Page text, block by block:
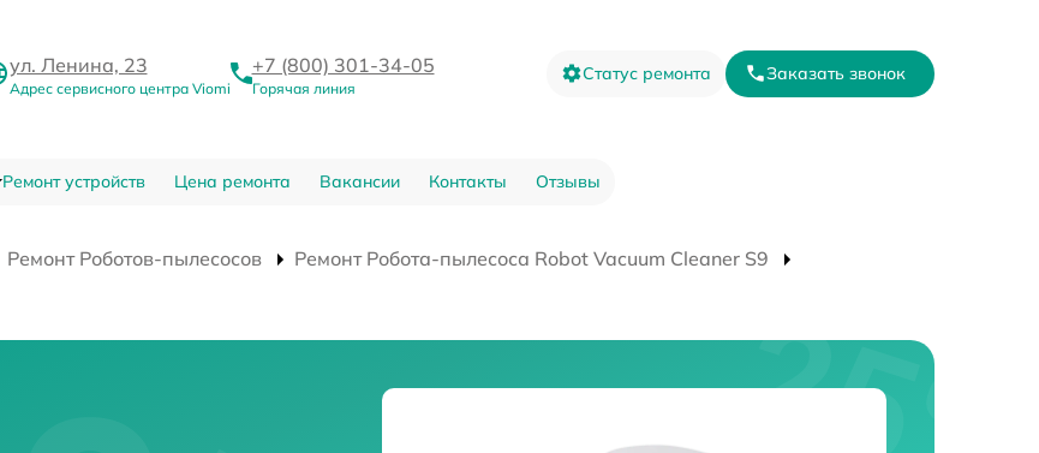
ул. Ленина, 23
Адрес сервисного центра Viomi
+7 (800) 301-34-05
Горячая линия
Статус ремонта Заказать звонок
Ремонт устройств Цена ремонта Вакансии Контакты Отзывы
Ремонт Роботов-пылесосов
Ремонт Робота-пылесоса Robot Vacuum Cleaner S9